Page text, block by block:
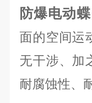
防爆电动
面的空间运
无干涉、加
耐腐蚀性、